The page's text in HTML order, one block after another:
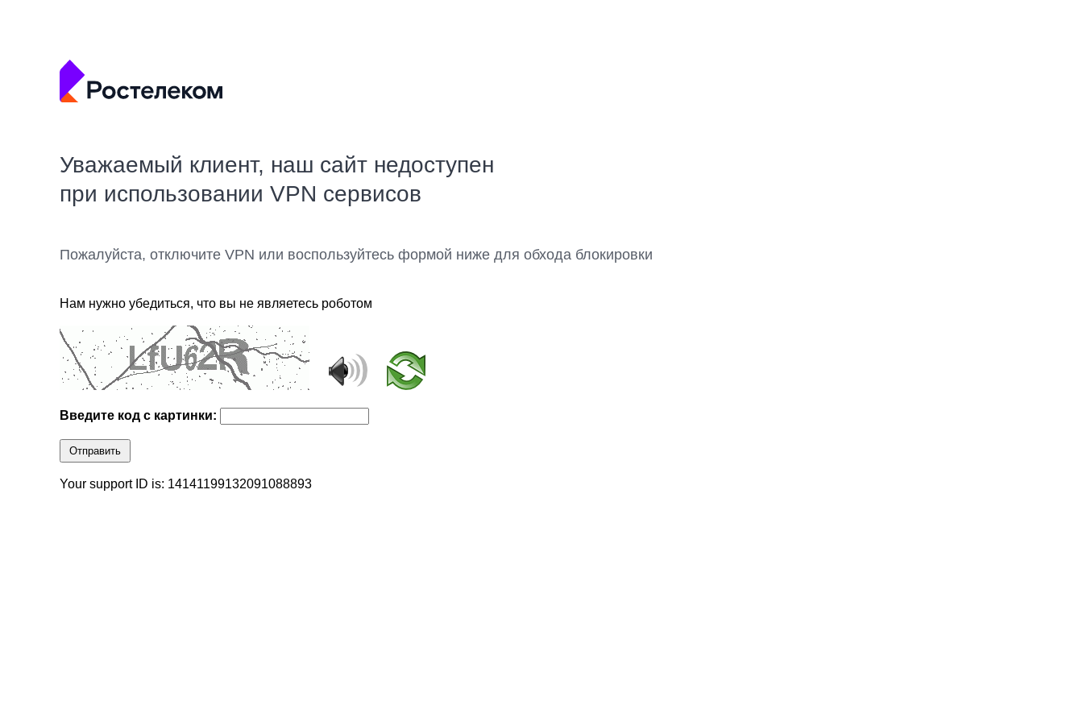
Уважаемый клиент, наш сайт недоступен
при использовании VPN сервисов
Пожалуйста, отключите VPN или воспользуйтесь формой ниже для обхода блокировки
Нам нужно убедиться, что вы не являетесь роботом
Введите код с картинки:
Отправить
Your support ID is: 14141199132091088893